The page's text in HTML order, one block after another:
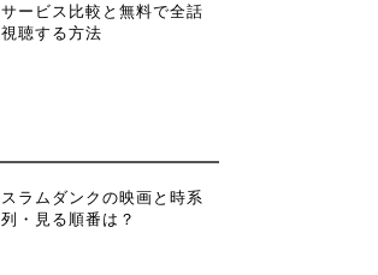
サービス比較と無料で全話
視聴する方法
スラムダンクの映画と時系
列・見る順番は？